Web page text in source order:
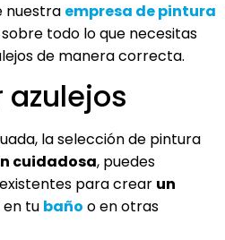
nuestra empresa de pintura
todo lo que necesitas
de manera correcta.
la selección de pintura
cuidadosa, puedes
para crear un
en tu baño o en otras